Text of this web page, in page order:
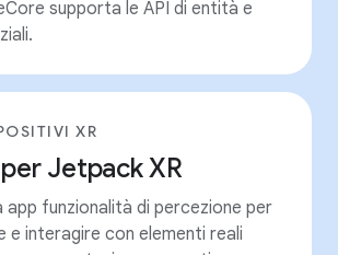
supporta le API di entità e
XR
Jetpack XR
app funzionalità di percezione per
e interagire con elementi reali